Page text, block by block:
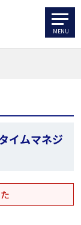
イムマネジ